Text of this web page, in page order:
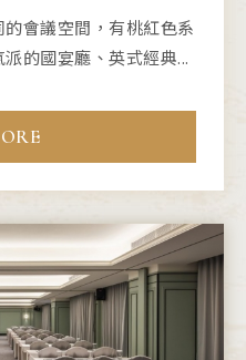
會議空間，有桃紅色系
的國宴廳、英式經典...